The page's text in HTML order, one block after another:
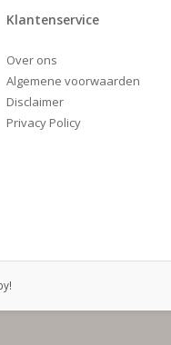
Klantenservice
Over ons
Algemene voorwaarden
Disclaimer
Privacy Policy